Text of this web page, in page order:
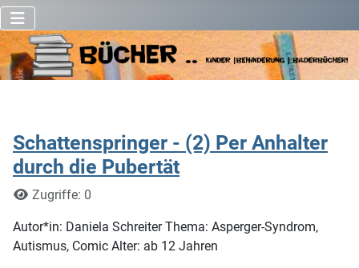
Schattenspringer - (2) Per Anhalter
durch die Pubertät
DetailsZugriffe: 0
Autor*in: Daniela Schreiter Thema: Asperger-Syndrom,
Autismus, Comic Alter: ab 12 Jahren